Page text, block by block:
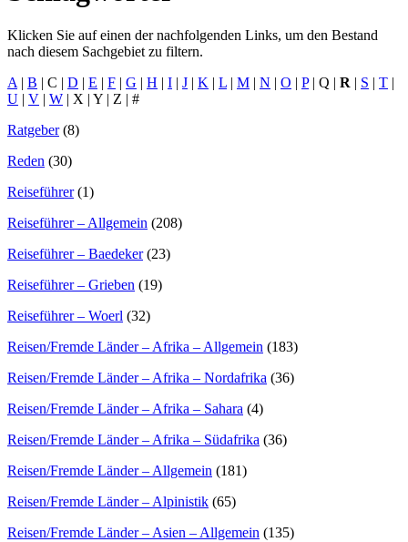
Klicken Sie auf einen der nachfolgenden Links, um den Bestand
nach diesem Sachgebiet zu filtern.
A | B | C | D | E | F | G | H | I | J | K | L | M | N | O | P| Q | R | S | T |
U | V | W | X | Y | Z | #
Ratgeber (8)
Reden (30)
Reiseführer (1)
Reiseführer – Allgemein (208)
Reiseführer – Baedeker (23)
Reiseführer – Grieben (19)
Reiseführer – Woerl (32)
Reisen/Fremde Länder – Afrika – Allgemein (183)
Reisen/Fremde Länder – Afrika – Nordafrika (36)
Reisen/Fremde Länder – Afrika – Sahara (4)
Reisen/Fremde Länder – Afrika – Südafrika (36)
Reisen/Fremde Länder – Allgemein (181)
Reisen/Fremde Länder – Alpinistik (65)
Reisen/Fremde Länder – Asien – Allgemein (135)